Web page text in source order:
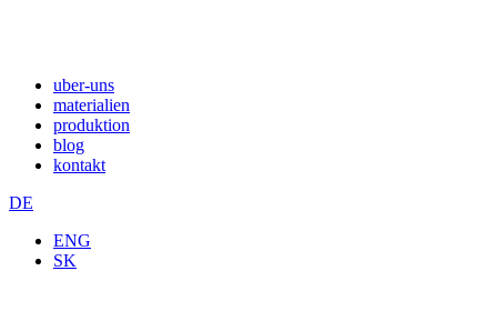
uber-uns
materialien
produktion
blog
kontakt
DE
ENG
SK